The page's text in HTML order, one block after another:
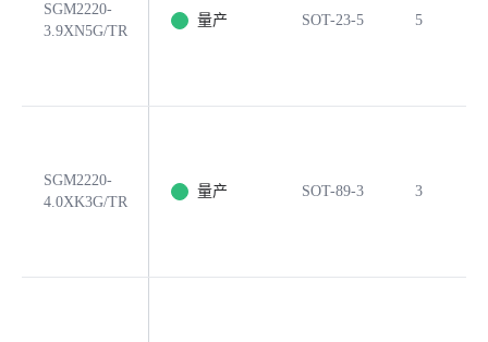
SGM2220-
3.9XN5G/TR
量产 SOT-23-5 5
SGM2220-
4.0XK3G/TR
量产 SOT-89-3 3